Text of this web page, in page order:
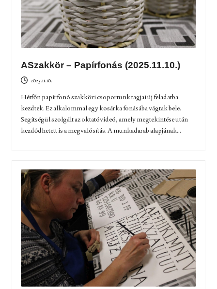
ASzakkör – Papírfonás (2025.11.10.)
2025.11.10.
Hétfőn papírfonó szakköri csoportunk tagjai új feladatba
kezdtek. Ez alkalommal egy kosárka fonásába vágtak bele.
Segítségül szolgált az oktatóvideó, amely megtekintése után
kezdődhetett is a megvalósítás. A munkadarab alapjának...